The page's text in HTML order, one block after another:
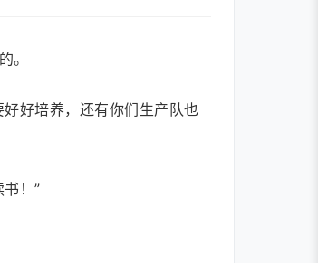
。
好培养，还有你们生产队也
！”